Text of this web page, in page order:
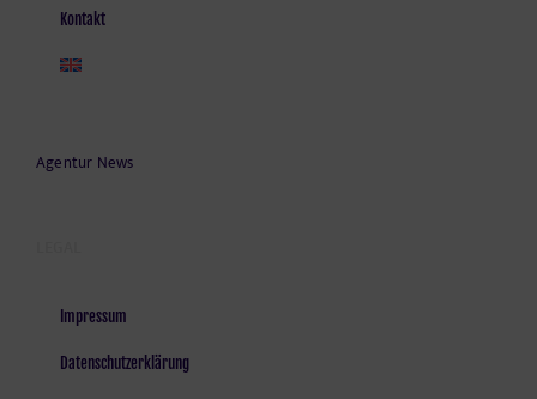
Kontakt
Agentur News
Impressum
Datenschutzerklärung